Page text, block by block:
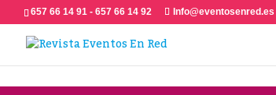
657 66 14 91 - 657 66 14 92 Info@eventosenred.es